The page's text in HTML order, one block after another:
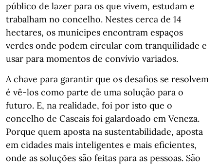
público de lazer para os que vivem, estudam e
trabalham no concelho. Nestes cerca de 14
hectares, os munícipes encontram espaços
verdes onde podem circular com tranquilidade e
usar para momentos de convívio variados.
A chave para garantir que os desafios se resolvem
é vê-los como parte de uma solução para o
futuro. E, na realidade, foi por isto que o
concelho de Cascais foi galardoado em Veneza.
Porque quem aposta na sustentabilidade, aposta
em cidades mais inteligentes e mais eficientes,
onde as soluções são feitas para as pessoas. São